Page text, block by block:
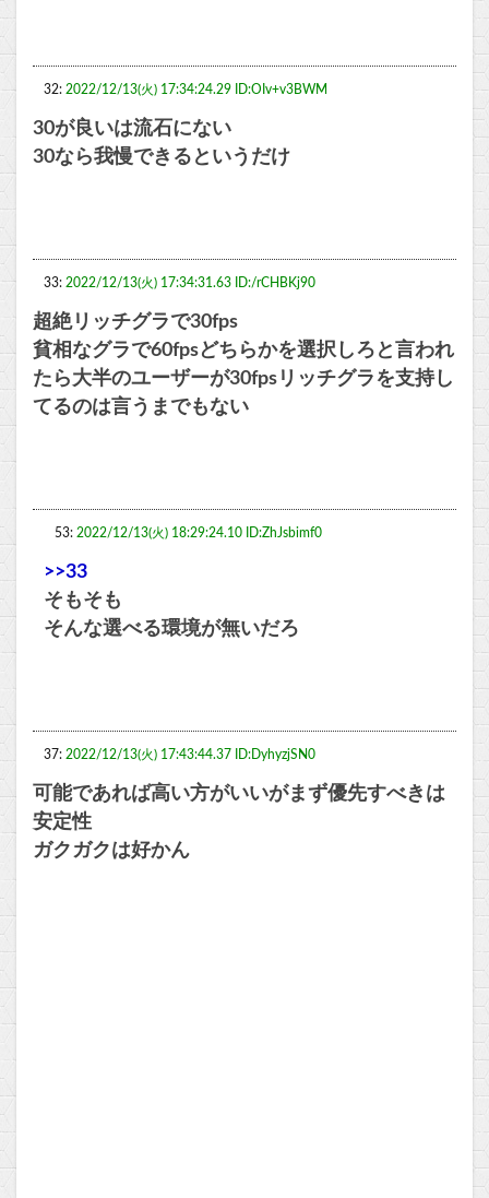
32: 2022/12/13(火) 17:34:24.29 ID:OIv+v3BWM
30が良いは流石にない
30なら我慢できるというだけ
33: 2022/12/13(火) 17:34:31.63 ID:/rCHBKj90
超絶リッチグラで30fps
貧相なグラで60fpsどちらかを選択しろと言われ
たら大半のユーザーが30fpsリッチグラを支持し
てるのは言うまでもない
53: 2022/12/13(火) 18:29:24.10 ID:ZhJsbimf0
>>33
そもそも
そんな選べる環境が無いだろ
37: 2022/12/13(火) 17:43:44.37 ID:DyhyzjSN0
可能であれば高い方がいいがまず優先すべきは
安定性
ガクガクは好かん